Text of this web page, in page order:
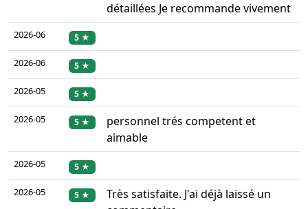
détaillées Je recommande vivement
2026-06 5 ★
2026-06 5 ★
2026-05 5 ★
2026-05 5 ★
personnel trés competent et
aimable
2026-05 5 ★
2026-05 5 ★
Très satisfaite. J'ai déjà laissé un